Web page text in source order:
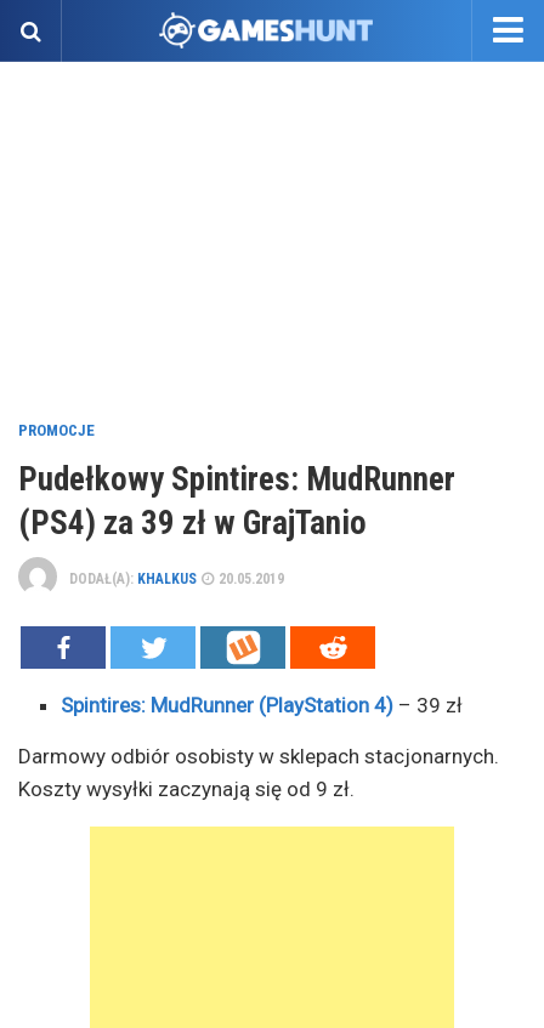
PROMOCJE
Pudełkowy Spintires: MudRunner
(PS4) za 39 zł w GrajTanio
DODAŁ(A): KHALKUS 20.05.2019
Spintires: MudRunner (PlayStation 4) – 39 zł
Darmowy odbiór osobisty w sklepach stacjonarnych.
Koszty wysyłki zaczynają się od 9 zł.